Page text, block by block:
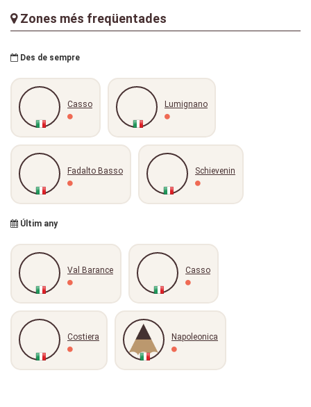
Zones més freqüentades
Des de sempre
Casso Lumignano
Fadalto Basso Schievenin
Últim any
Val Barance Casso
Costiera Napoleonica